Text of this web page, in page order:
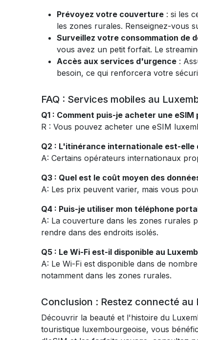
Prévoyez votre couverture : si les
les zones rurales. Renseignez-vous
Surveillez votre consommation de
vous avez un petit forfait. Le
Accès aux services d'urgence :
besoin, ce qui renforcera votre
FAQ : Services mobiles au
Q1 : Comment puis-je acheter une
R : Vous pouvez acheter une eSIM
Q2 : L'itinérance internationale est-elle
A: Certains opérateurs internationaux
Q3 : Quel est le coût moyen des
A: Les prix peuvent varier, mais vous
Q4 : Puis-je utiliser mon téléphone
A: La couverture dans les zones rurales
rendre dans des endroits isolés.
Q5 : Le Wi-Fi est-il disponible au
A: Le Wi-Fi est disponible dans de
notamment dans les zones rurales.
Conclusion : Restez connecté
Découvrir la beauté et l'histoire du
touristique luxembourgeoise, vous